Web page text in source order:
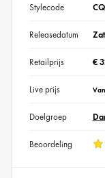
Stylecode
Releasedatum
Retailprijs €
Live prijs
Doelgroep
Beoordeling